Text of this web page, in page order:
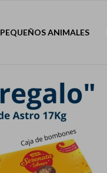
PEQUEÑOS ANIMALES